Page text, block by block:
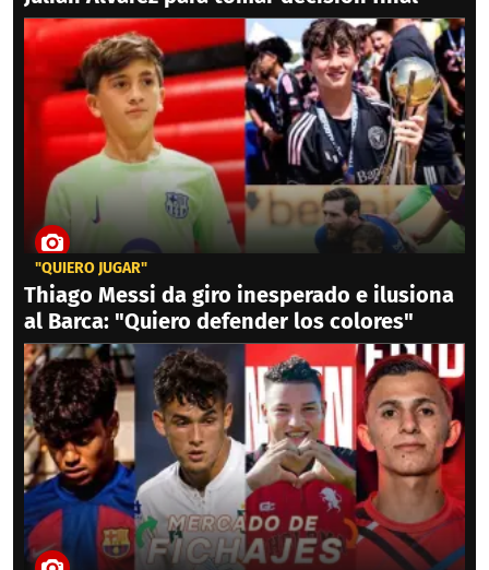
"QUIERO JUGAR"
Thiago Messi da giro inesperado e ilusiona
al Barca: "Quiero defender los colores"